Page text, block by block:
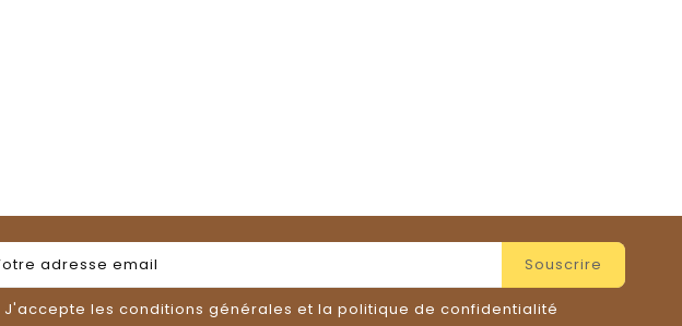
J'accepte les conditions générales et la politique de confidentialité